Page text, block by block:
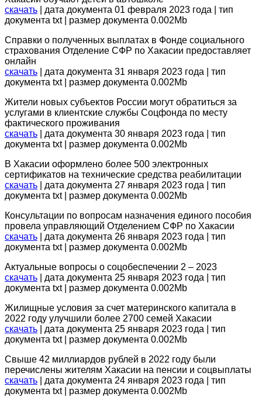
скачать | дата документа 01 февраля 2023 года | тип
документа txt | размер документа 0.002Mb
Справки о полученных выплатах в Фонде социального
страхования Отделение СФР по Хакасии предоставляет
онлайн
скачать | дата документа 31 января 2023 года | тип
документа txt | размер документа 0.002Mb
Жители новых субъектов России могут обратиться за
услугами в клиентские службы Соцфонда по месту
фактического проживания
скачать | дата документа 30 января 2023 года | тип
документа txt | размер документа 0.002Mb
В Хакасии оформлено более 500 электронных
сертификатов на технические средства реабилитации
скачать | дата документа 27 января 2023 года | тип
документа txt | размер документа 0.002Mb
Консультации по вопросам назначения единого пособия
провела управляющий Отделением СФР по Хакасии
скачать | дата документа 26 января 2023 года | тип
документа txt | размер документа 0.002Mb
Актуальные вопросы о соцобеспечении 2 – 2023
скачать | дата документа 25 января 2023 года | тип
документа txt | размер документа 0.002Mb
Жилищные условия за счет материнского капитала в
2022 году улучшили более 2700 семей Хакасии
скачать | дата документа 25 января 2023 года | тип
документа txt | размер документа 0.002Mb
Свыше 42 миллиардов рублей в 2022 году были
перечислены жителям Хакасии на пенсии и соцвыплаты
скачать | дата документа 24 января 2023 года | тип
документа txt | размер документа 0.002Mb